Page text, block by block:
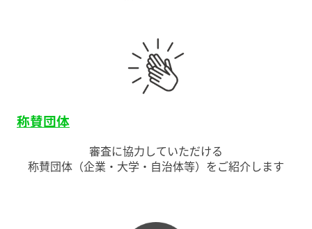
称賛団体
審査に協力していただける
称賛団体（企業・大学・自治体等）をご紹介します